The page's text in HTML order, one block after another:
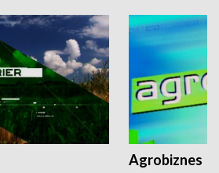
Agrobiznes